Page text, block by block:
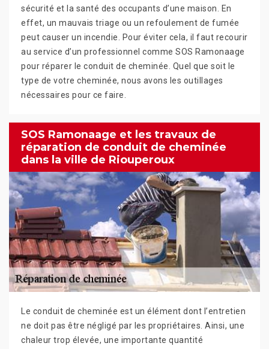
sécurité et la santé des occupants d’une maison. En
effet, un mauvais triage ou un refoulement de fumée
peut causer un incendie. Pour éviter cela, il faut recourir
au service d’un professionnel comme SOS Ramonaage
pour réparer le conduit de cheminée. Quel que soit le
type de votre cheminée, nous avons les outillages
nécessaires pour ce faire.
SOS Ramonaage et les travaux de
réparation de conduit de cheminée
dans la ville de Riouperoux
Le conduit de cheminée est un élément dont l’entretien
ne doit pas être négligé par les propriétaires. Ainsi, une
chaleur trop élevée, une importante quantité